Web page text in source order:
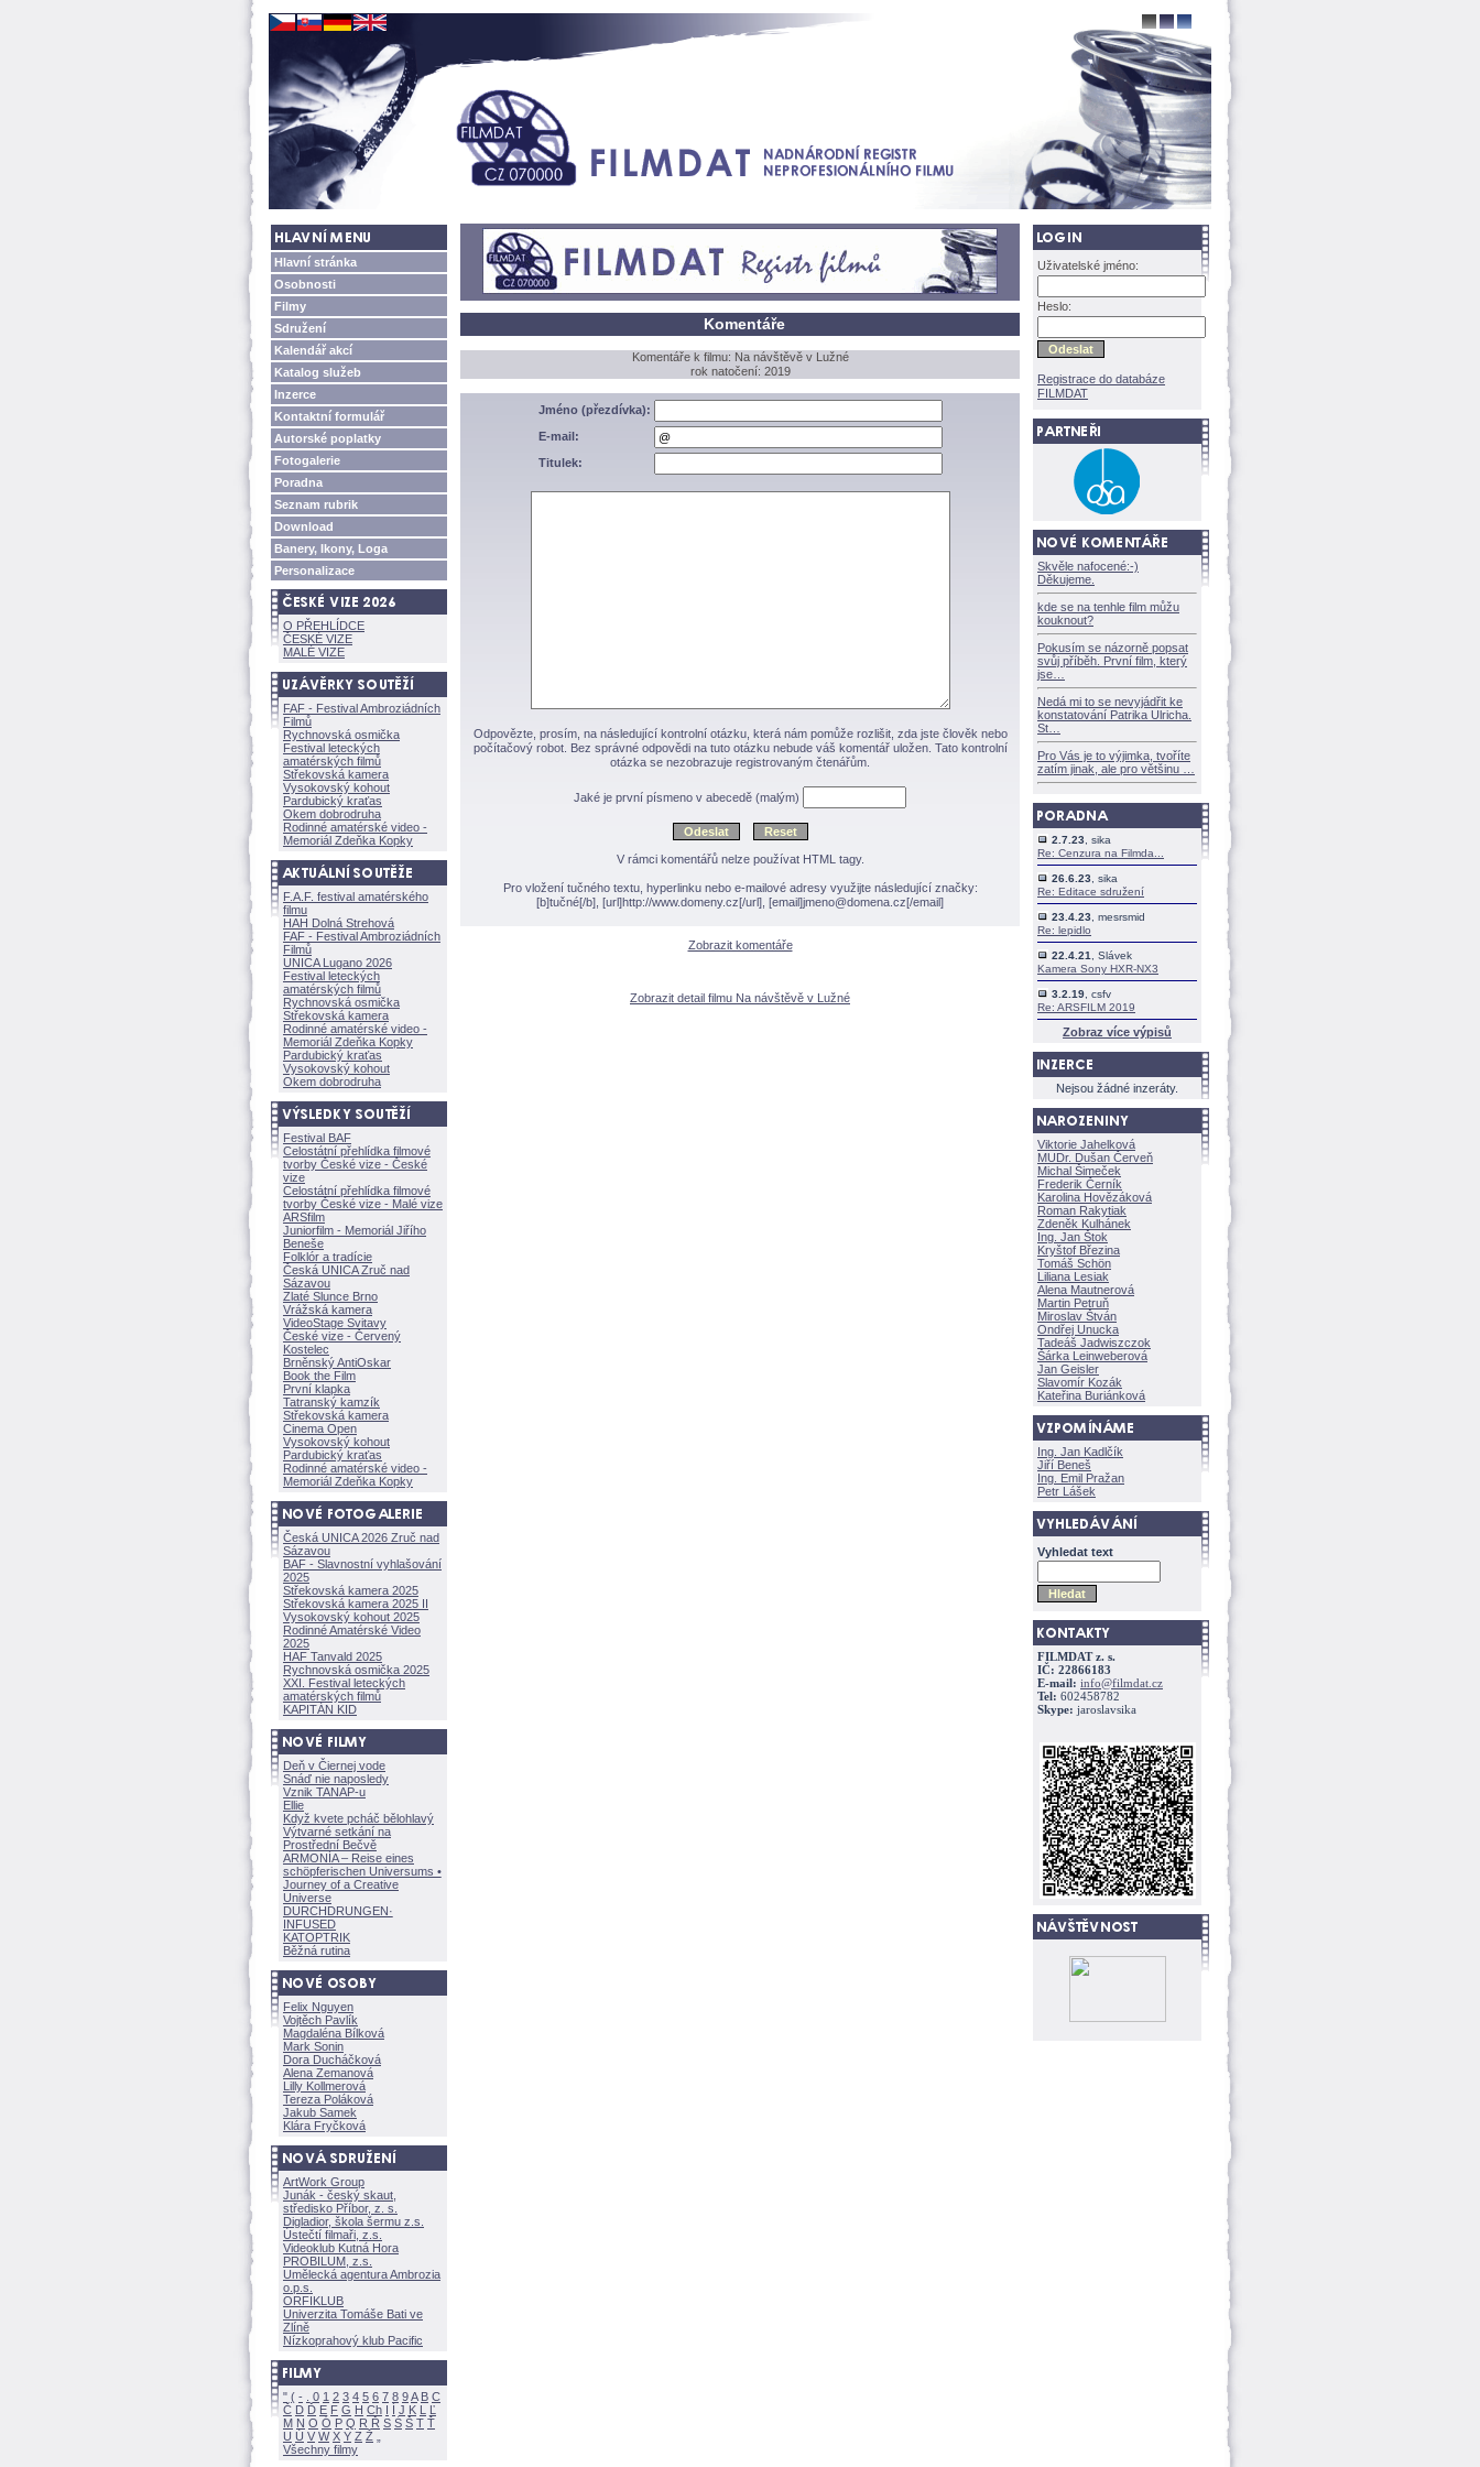
Hlavní stránka
Osobnosti
Filmy
Sdružení
Kalendář akcí
Katalog služeb
Inzerce
Kontaktní formulář
Autorské poplatky
Fotogalerie
Poradna
Seznam rubrik
Download
Banery, Ikony, Loga
Personalizace
O PŘEHLÍDCE
ČESKÉ VIZE
MALÉ VIZE
FAF - Festival Ambroziádních
Filmů
Rychnovská osmička
Festival leteckých
amatérských filmů
Střekovská kamera
Vysokovský kohout
Pardubický kraťas
Okem dobrodruha
Rodinné amatérské video -
Memoriál Zdeňka Kopky
F.A.F. festival amatérského
filmu
HAH Dolná Strehov
FAF - Festival Ambroziádních
Filmů
UNICA Lugano 2026
Festival leteckých
amatérských filmů
Rychnovská osmička
Střekovská kamera
Rodinné amatérské video -
Memoriál Zdeňka Kopky
Pardubický kraťas
Vysokovský kohout
Okem dobrodruha
Festival BAF
Celostátní přehlídka filmové
tvorby České vize - České
vize
Celostátní přehlídka filmové
tvorby České vize - Malé vize
ARSfilm
Juniorfilm - Memoriál Jiřího
Beneše
Folklór a tradície
Česká UNICA Zruč nad
Sázavou
Zlaté Slunce Brno
Vrážská kamera
VideoStage Svitavy
České vize - Červený
Kostelec
Brněnský AntiOskar
Book the Film
První klapka
Tatranský kamzík
Střekovská kamera
Cinema Open
Vysokovský kohout
Pardubický kraťas
Rodinné amatérské video -
Memoriál Zdeňka Kopky
Česká UNICA 2026 Zruč nad
Sázavou
BAF - Slavnostní vyhlašování
2025
Střekovská kamera 2025
Střekovská kamera 2025 II
Vysokovský kohout 2025
Rodinné Amatérské Video
2025
HAF Tanvald 2025
Rychnovská osmička 2025
XXI. Festival leteckých
amatérských filmů
KAPITÁN KID
Deň v Čiernej vode
Snáď nie naposledy
Vznik TANAP-u
Ellie
Když kvete pcháč bělohlavý
Výtvarné setkání na
Prostřední Bečvě
ARMONÍA – Reise eines
schöpferischen Universums •
Journey of a Creative
Universe
DURCHDRUNGEN·
INFUSED
KATOPTRIK
Běžná rutina
Felix Nguyen
Vojtěch Pavlík
Magdaléna Bílkov
Mark Sonin
Dora Ducháčkov
Alena Zemanov
Lilly Kollmerov
Tereza Polákov
Jakub Samek
Klára Fryčkov
ArtWork Group
Junák - český skaut,
středisko Příbor, z. s.
Digladior, škola šermu z.s.
Ústečtí filmaři, z.s.
Videoklub Kutná Hora
PROBILUM, z.s.
Umělecká agentura Ambrozia
o.p.s.
ORFIKLUB
Univerzita Tomáše Bati ve
Zlíně
Nízkoprahový klub Pacific
" ( - 0 1 2 3 4 5 6 7 8 9A B C
Č D Ď E F G H Ch I Í J K L
Ľ
M N O Ó P Q R Ř S Ś T Ť
U Ú V W X Y Z
Všechny filmy
Komentáře
Komentáře k filmu: Na návštěvě v Lužné
rok natočení: 2019
Jméno (přezdívka):
E-mail:
Titulek:
Odpovězte, prosím, na následující kontrolní otázku, která nám pomůže rozlišit, zda jste člověk nebo
počítačový robot. Bez správné odpovědi na tuto otázku nebude váš komentář uložen. Tato kontrolní
otázka se nezobrazuje registrovaným čtenářům.
Jaké je první písmeno v abecedě (malým)
V rámci komentářů nelze používat HTML tagy.
Pro vložení tučného textu, hyperlinku nebo e-mailové adresy využijte následující značky:
[b]tučné[/b], [url]http://www.domeny.cz[/url], [email]jmeno@domena.cz[/email]
Zobrazit komentáře
Zobrazit detail filmu Na návštěvě v Lužné
Uživatelské jméno:
Heslo:
Registrace do databáze
FILMDAT
Skvěle nafocené:-)
Děkujeme.
kde se na tenhle film můžu
kouknout?
Pokusím se názorně popsat
svůj příběh. První film, který
jse
Nedá mi to se nevyjádřit ke
konstatování Patrika Ulricha.
St
Pro Vás je to výjimka, tvoříte
zatím jinak, ale pro většinu
2.7.23 , sika
Re: Cenzura na Filmda...
26.6.23 , sika
Re: Editace sdružení
23.4.23 , mesrsmid
Re: lepidlo
22.4.21
, Slávek
Kamera Sony HXR-NX3
3.2.19 , csfv
Re: ARSFILM 2019
Zobraz více výpisů
Nejsou žádné inzeráty.
Viktorie Jahelkov
MUDr. Dušan Červeň
Michal Šimeček
Frederik Černík
Karolina Hovězákov
Roman Rakytiak
Zdeněk Kulhánek
Ing. Jan Štok
Kryštof Březina
Tomáš Schön
Liliana Lesiak
Alena Mautnerov
Martin Petruň
Miroslav Štván
Ondřej Unucka
Tadeáš Jadwiszczok
rka Leinweberov
Jan Geisler
Slavomír Kozák
Kateřina Buriánkov
Ing. Jan Kadlčík
Jiří Bene
Ing. Emil Pražan
Petr Lášek
Vyhledat text
FILMDAT z. s.
IČ: 22866183
E-mail: info@filmdat.cz
Tel: 602458782
Skype: jaroslavsika